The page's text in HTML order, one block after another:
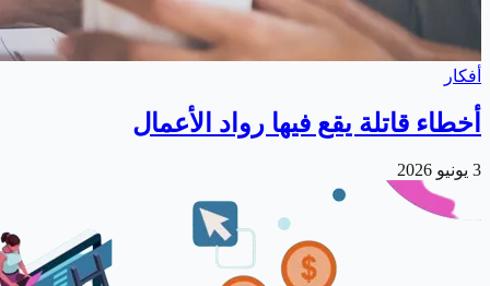
أفكار
أخطاء قاتلة يقع فيها رواد الأعمال
3 يونيو 2026